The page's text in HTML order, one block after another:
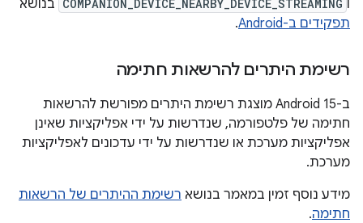
ו COMPANION_DEVICE_NEARBY_DEVICE_STREAMING בנושא
תפקידים ב-Android
.
רשימת היתרים להרשאות חתימה
ב-Android 15 מוצגת רשימת היתרים מפורשת להרשאות
חתימה של פלטפורמה, שנדרשות על ידי אפליקציות שאינן
אפליקציות מערכת או שנדרשות על ידי עדכונים לאפליקציות
מערכת.
מידע נוסף זמין במאמר בנושא רשימת ההיתרים של הרשאות
חתימה.